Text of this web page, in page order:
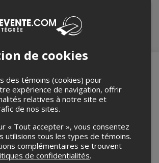
que vous n'êtes pas un
robot ci-bas.
de cookies
des témoins (cookies) pour
expérience de navigation, offrir
relatives à notre site et
de nos sites.
« Tout accepter », vous consentez
utilisions tous les types de témoins.
complémentaires se trouvent
de confidentialités.